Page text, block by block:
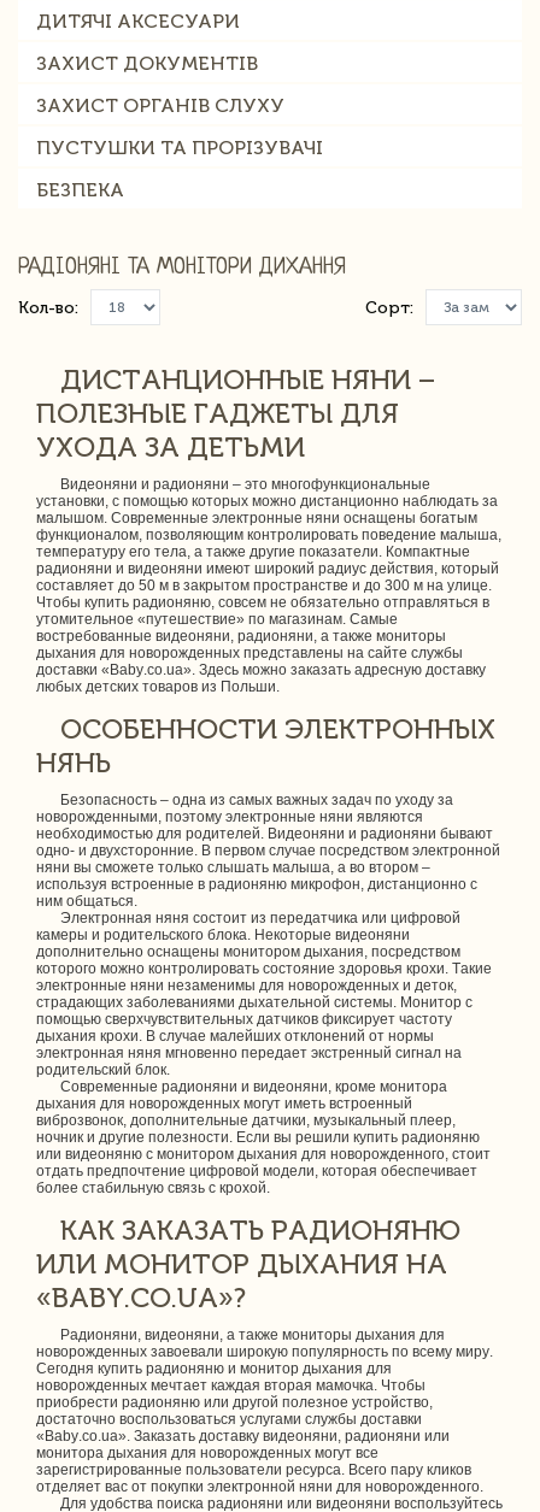
ДИТЯЧІ АКСЕСУАРИ
ЗАХИСТ ДОКУМЕНТІВ
ЗАХИСТ ОРГАНІВ СЛУХУ
ПУСТУШКИ ТА ПРОРІЗУВАЧІ
БЕЗПЕКА
РАДІОНЯНІ ТА МОНІТОРИ ДИХАННЯ
Кол-во: Сорт:
ДИСТАНЦИОННЫЕ НЯНИ –
ПОЛЕЗНЫЕ ГАДЖЕТЫ ДЛЯ
УХОДА ЗА ДЕТЬМИ
Видеоняни и радионяни – это многофункциональные
установки, с помощью которых можно дистанционно наблюдать за
малышом. Современные электронные няни оснащены богатым
функционалом, позволяющим контролировать поведение малыша,
температуру его тела, а также другие показатели. Компактные
радионяни и видеоняни имеют широкий радиус действия, который
составляет до 50 м в закрытом пространстве и до 300 м на улице.
Чтобы купить радионяню, совсем не обязательно отправляться в
утомительное «путешествие» по магазинам. Самые
востребованные видеоняни, радионяни, а также мониторы
дыхания для новорожденных представлены на сайте службы
доставки «Baby.co.ua». Здесь можно заказать адресную доставку
любых детских товаров из Польши.
ОСОБЕННОСТИ ЭЛЕКТРОННЫХ
НЯНЬ
Безопасность – одна из самых важных задач по уходу за
новорожденными, поэтому электронные няни являются
необходимостью для родителей. Видеоняни и радионяни бывают
одно- и двухсторонние. В первом случае посредством электронной
няни вы сможете только слышать малыша, а во втором –
используя встроенные в радионяню микрофон, дистанционно с
ним общаться.
Электронная няня состоит из передатчика или цифровой
камеры и родительского блока. Некоторые видеоняни
дополнительно оснащены монитором дыхания, посредством
которого можно контролировать состояние здоровья крохи. Такие
электронные няни незаменимы для новорожденных и деток,
страдающих заболеваниями дыхательной системы. Монитор с
помощью сверхчувствительных датчиков фиксирует частоту
дыхания крохи. В случае малейших отклонений от нормы
электронная няня мгновенно передает экстренный сигнал на
родительский блок.
Современные радионяни и видеоняни, кроме монитора
дыхания для новорожденных могут иметь встроенный
виброзвонок, дополнительные датчики, музыкальный плеер,
ночник и другие полезности. Если вы решили купить радионяню
или видеоняню с монитором дыхания для новорожденного, стоит
отдать предпочтение цифровой модели, которая обеспечивает
более стабильную связь с крохой.
КАК ЗАКАЗАТЬ РАДИОНЯНЮ
ИЛИ МОНИТОР ДЫХАНИЯ НА
«BABY.CO.UA»?
Радионяни, видеоняни, а также мониторы дыхания для
новорожденных завоевали широкую популярность по всему миру.
Сегодня купить радионяню и монитор дыхания для
новорожденных мечтает каждая вторая мамочка. Чтобы
приобрести радионяню или другой полезное устройство,
достаточно воспользоваться услугами службы доставки
«Baby.co.ua». Заказать доставку видеоняни, радионяни или
монитора дыхания для новорожденных могут все
зарегистрированные пользователи ресурса. Всего пару кликов
отделяет вас от покупки электронной няни для новорожденного.
Для удобства поиска радионяни или видеоняни воспользуйтесь